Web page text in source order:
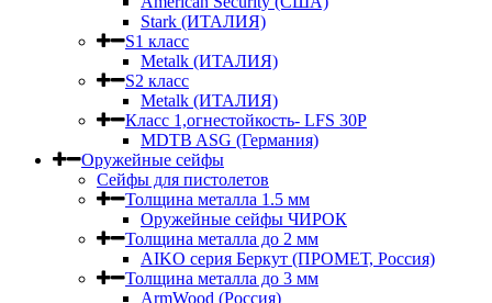
Stark (ИТАЛИЯ)
S1 класс
Metalk (ИТАЛИЯ)
S2 класс
Metalk (ИТАЛИЯ)
Класс 1,огнестойкость- LFS 30P
MDTB ASG (Германия)
Оружейные сейфы
Сейфы для пистолетов
Толщина металла 1.5 мм
Оружейные сейфы ЧИРОК
Толщина металла до 2 мм
AIKO серия Беркут (ПРОМЕТ, Россия)
Толщина металла до 3 мм
ArmWood (Россия)